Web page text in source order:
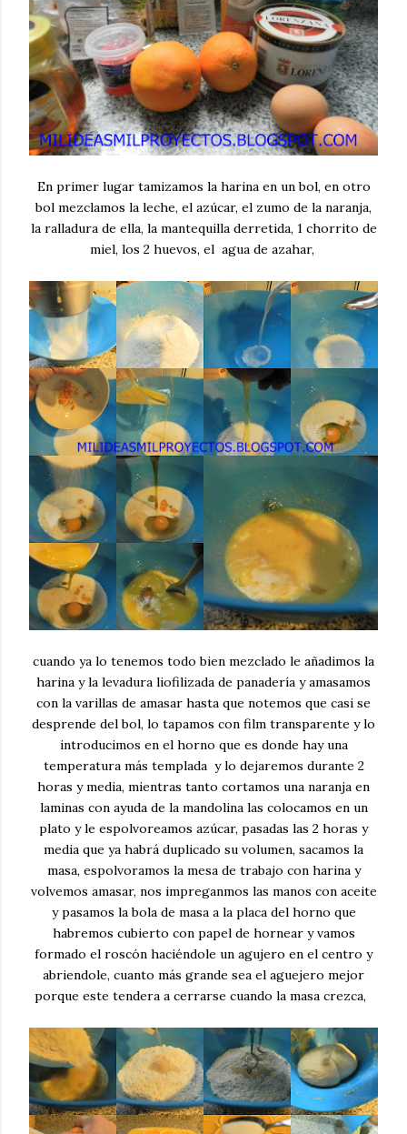
En primer lugar tamizamos la harina en un bol, en otro
bol mezclamos la leche, el azúcar, el zumo de la naranja,
la ralladura de ella, la mantequilla derretida, 1 chorrito de
miel, los 2 huevos, el agua de azahar,
cuando ya lo tenemos todo bien mezclado le añadimos la
harina y la levadura liofilizada de panadería y amasamos
con la varillas de amasar hasta que notemos que casi se
desprende del bol, lo tapamos con film transparente y lo
introducimos en el horno que es donde hay una
temperatura más templada y lo dejaremos durante 2
horas y media, mientras tanto cortamos una naranja en
laminas con ayuda de la mandolina las colocamos en un
plato y le espolvoreamos azúcar, pasadas las 2 horas y
media que ya habrá duplicado su volumen, sacamos la
masa, espolvoramos la mesa de trabajo con harina y
volvemos amasar, nos impreganmos las manos con aceite
y pasamos la bola de masa a la placa del horno que
habremos cubierto con papel de hornear y vamos
formado el roscón haciéndole un agujero en el centro y
abriendole, cuanto más grande sea el aguejero mejor
porque este tendera a cerrarse cuando la masa crezca,